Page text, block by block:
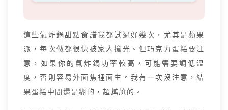
這些氣炸鍋甜點食譜我都試過好幾次，尤其是蘋果
派，每次做都很快被家人搶光。但巧克力蛋糕要注
意，如果你的氣炸鍋功率較高，可能需要調低溫
度，否則容易外面焦裡面生。我有一次沒注意，結
果蛋糕中間還是糊的，超尷尬的。